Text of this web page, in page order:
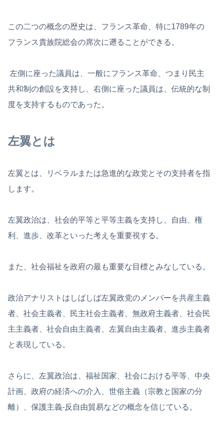
この二つの概念の歴史は、フランス革命、特に1789年の
フランス貴族院総会の席次に遡ることができる。
左側に座った議員は、一般にフランス革命、つまり民主
共和制の創設を支持し、右側に座った議員は、伝統的な制
度を支持するものであった。
左翼とは
左翼とは、リベラルまたは急進的な政党とその支持者を指
します。
左翼政治は、社会的平等と平等主義を支持し、自由、権
利、進歩、改革といった考えを重要視する。
また、社会福祉を政府の最も重要な目標とみなしている。
政治アナリストはしばしば左翼政党のメンバーを共産主義
者、社会主義者、民主社会主義者、無政府主義者、社会民
主主義者、社会自由主義者、左翼自由主義者、進歩主義者
と表現している。
さらに、左翼政治は、福祉国家、社会における平等、中央
計画、政府の経済への介入、世俗主義（宗教と国家の分
離）、保護主義-反自由貿易などの概念を信じている。